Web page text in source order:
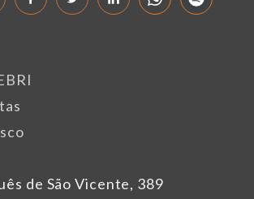
de São Vicente, 389